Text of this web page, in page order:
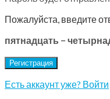
Пожалуйста, введите
пятнадцать −
Регистрация
Есть аккаунт уже? Войти